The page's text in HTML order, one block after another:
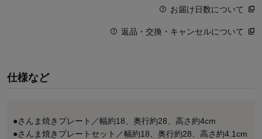
お届け日数について
返品・交換・キャンセルについて
仕様など
●さんま焼きプレート／幅約18、奥行約28、高さ約4cm
●さんま焼きプレートセット／幅約18、奥行約28、高さ約4.1cm